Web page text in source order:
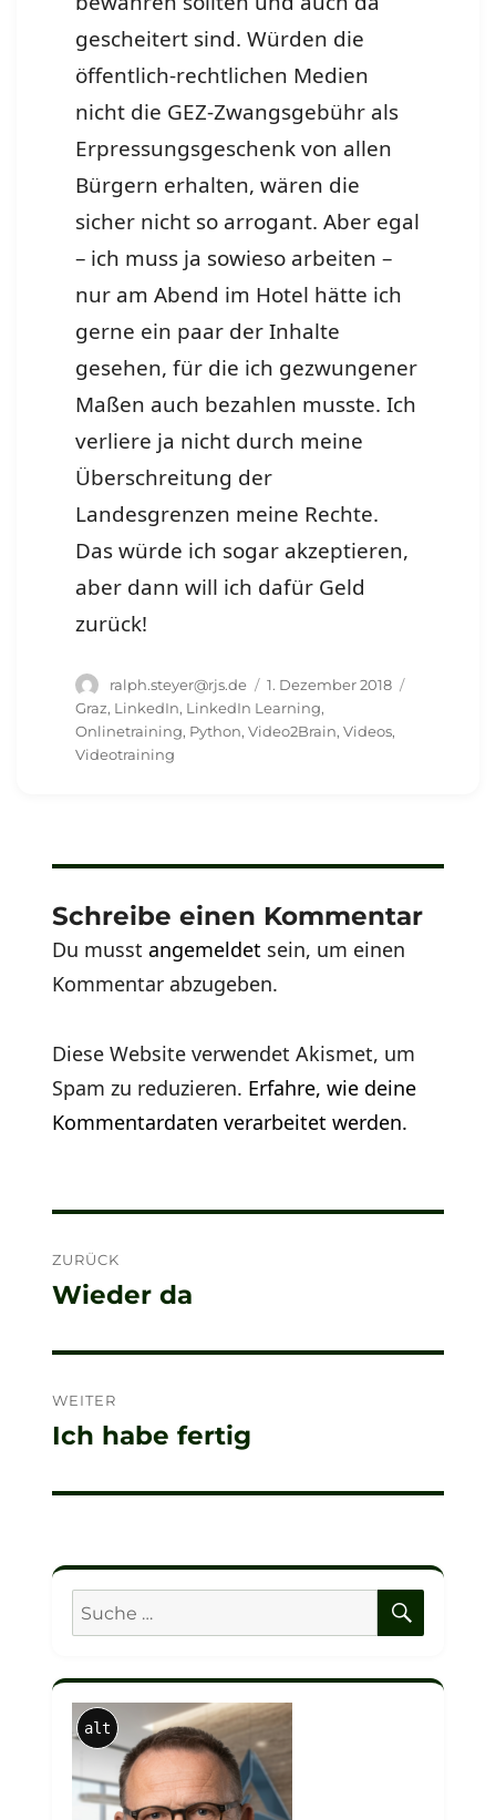
gescheitert sind. Würden die
öffentlich-rechtlichen Medien
nicht die GEZ-Zwangsgebühr als
Erpressungsgeschenk von allen
Bürgern erhalten, wären die
sicher nicht so arrogant. Aber egal
– ich muss ja sowieso arbeiten –
nur am Abend im Hotel hätte ich
gerne ein paar der Inhalte
gesehen, für die ich gezwungener
Maßen auch bezahlen musste. Ich
verliere ja nicht durch meine
Überschreitung der
Landesgrenzen meine Rechte.
Das würde ich sogar akzeptieren,
aber dann will ich dafür Geld
zurück!
Autor
ralph.steyer@rjs.de
Veröffentlicht
am
1. Dezember 2018
Graz, LinkedIn, LinkedIn Learning,
Onlinetraining, Python,Video2Brain,Videos,
Videotraining
Schreibe einen Kommentar
Du musstangemeldet sein, um einen
Kommentar abzugeben.
Diese Website verwendet Akismet, um
Spam zu reduzieren. Erfahre, wie deine
Kommentardaten verarbeitet werden.
ZURÜCK
Vorheriger
Wieder da
WEITER
Nächster
Ich habe fertig
Suche
nach:
alt